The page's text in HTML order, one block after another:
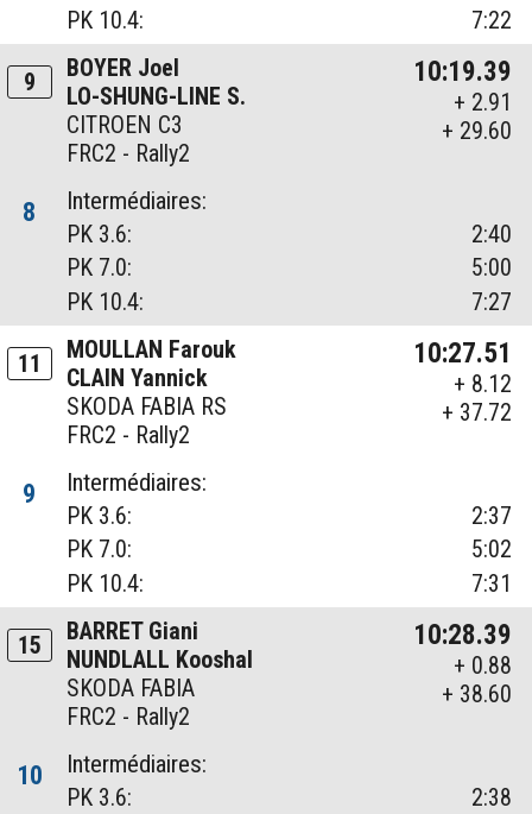
PK 10.4:
7:22
9
BOYER Joel
LO-SHUNG-LINE S.
CITROEN C3
FRC2 - Rally2
10:19.39
+ 2.91
+ 29.60
8
Intermédiaires:
PK 3.6:
2:40
PK 7.0:
5:00
PK 10.4:
7:27
11
MOULLAN Farouk
CLAIN Yannick
SKODA FABIA RS
FRC2 - Rally2
10:27.51
+ 8.12
+ 37.72
9
Intermédiaires:
PK 3.6:
2:37
PK 7.0:
5:02
PK 10.4:
7:31
15
BARRET Giani
NUNDLALL Kooshal
SKODA FABIA
FRC2 - Rally2
10:28.39
+ 0.88
+ 38.60
10
Intermédiaires:
PK 3.6:
2:38